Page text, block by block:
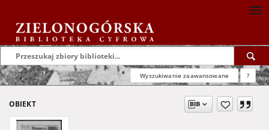
Wyszukiwanie zaawansowane ?
OBIEKT